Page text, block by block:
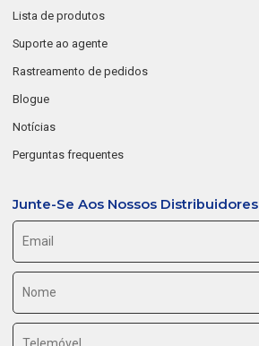
Lista de produtos
Suporte ao agente
Rastreamento de pedidos
Blogue
Notícias
Perguntas frequentes
Junte-Se Aos Nossos Distribuidores